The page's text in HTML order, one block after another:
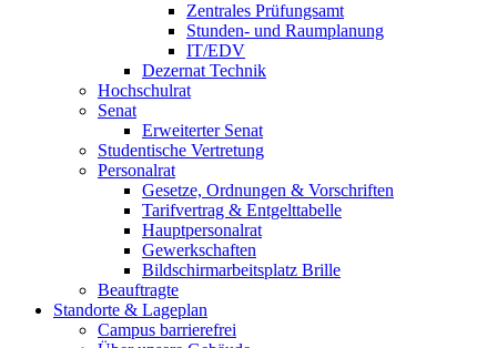
Zentrales Prüfungsamt
Stunden- und Raumplanung
IT/EDV
Dezernat Technik
Hochschulrat
Senat
Erweiterter Senat
Studentische Vertretung
Personalrat
Gesetze, Ordnungen & Vorschriften
Tarifvertrag & Entgelttabelle
Hauptpersonalrat
Gewerkschaften
Bildschirmarbeitsplatz Brille
Beauftragte
Standorte & Lageplan
Campus barrierefrei